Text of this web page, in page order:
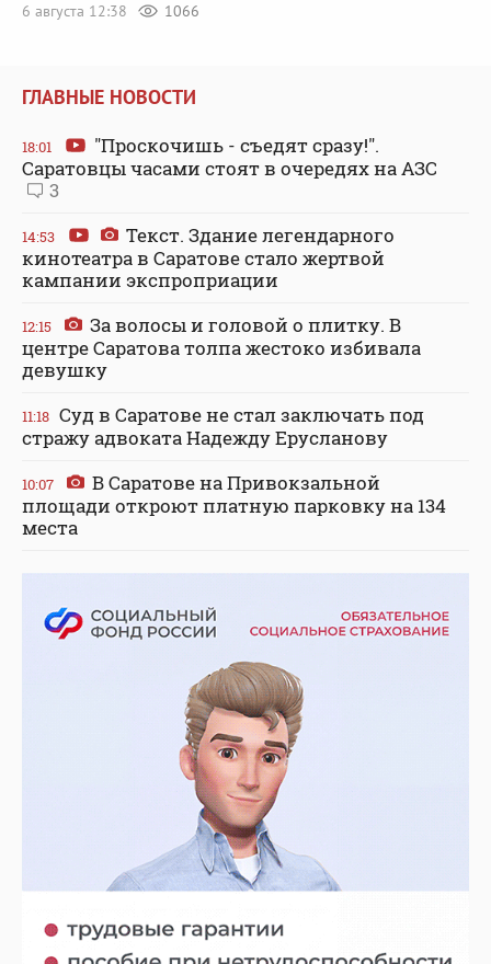
6 августа 12:38
1066
ГЛАВНЫЕ НОВОСТИ
18:01
"Проскочишь - съедят сразу!".
Саратовцы часами стоят в очередях на АЗС
3
14:53
Текст. Здание легендарного
кинотеатра в Саратове стало жертвой
кампании экспроприации
12:15
За волосы и головой о плитку. В
центре Саратова толпа жестоко избивала
девушку
11:18 Суд в Саратове не стал заключать под
стражу адвоката Надежду Ерусланову
10:07
В Саратове на Привокзальной
площади откроют платную парковку на 134
места